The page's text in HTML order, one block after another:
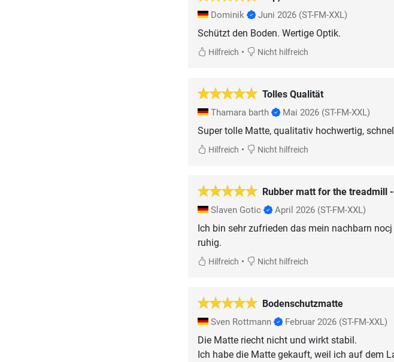
Dominik Juni 2026 (ST-FM-XXL)
Schützt den Boden. Wertige Optik.
Hilfreich • Nicht hilfreich
Tolles Qualität
Thamara barth Mai 2026 (ST-FM-XXL)
Super tolle Matte, qualitativ hochwertig,
Hilfreich • Nicht hilfreich
Rubber matt for the treadmill
Slaven Gotic April 2026 (ST-FM-XXL)
Ich bin sehr zufrieden das mein nachbarn
ruhig.
Hilfreich • Nicht hilfreich
Bodenschutzmatte
Sven Rottmann Februar 2026 (ST-FM-XXL)
Die Matte riecht nicht und wirkt stabil.
Ich habe die Matte gekauft, weil ich auf dem